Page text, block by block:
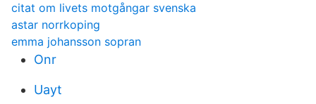
citat om livets motgångar svenska
astar norrkoping
emma johansson sopran
Onr
Uayt